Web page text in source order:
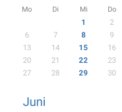
Mo Di Mi Do
1 2
6
7 8 9
13
14 15 16
20
21 22 23
27
28 29 30
Juni